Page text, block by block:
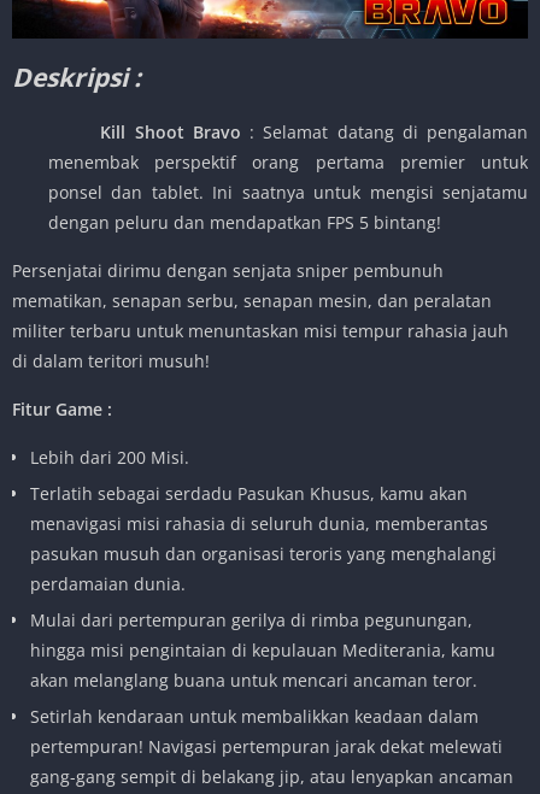
Deskripsi :
Kill Shoot Bravo : Selamat datang di pengalaman
menembak perspektif orang pertama premier untuk
ponsel dan tablet. Ini saatnya untuk mengisi senjatamu
dengan peluru dan mendapatkan FPS 5 bintang!
Persenjatai dirimu dengan senjata sniper pembunuh
mematikan, senapan serbu, senapan mesin, dan peralatan
militer terbaru untuk menuntaskan misi tempur rahasia jauh
di dalam teritori musuh!
Fitur Game :
Lebih dari 200 Misi.
Terlatih sebagai serdadu Pasukan Khusus, kamu akan
menavigasi misi rahasia di seluruh dunia, memberantas
pasukan musuh dan organisasi teroris yang menghalangi
perdamaian dunia.
Mulai dari pertempuran gerilya di rimba pegunungan,
hingga misi pengintaian di kepulauan Mediterania, kamu
akan melanglang buana untuk mencari ancaman teror.
Setirlah kendaraan untuk membalikkan keadaan dalam
pertempuran! Navigasi pertempuran jarak dekat melewati
gang-gang sempit di belakang jip, atau lenyapkan ancaman